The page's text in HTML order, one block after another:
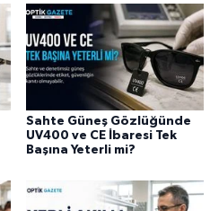
Sahte Güneş Gözlüğünde
UV400 ve CE İbaresi Tek
Başına Yeterli mi?